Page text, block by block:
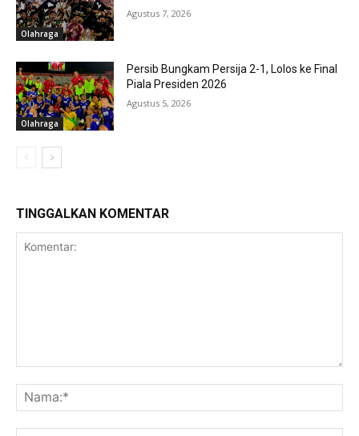
Olahraga
Agustus 7, 2026
Olahraga
Persib Bungkam Persija 2-1, Lolos ke Final
Piala Presiden 2026
Agustus 5, 2026
TINGGALKAN KOMENTAR